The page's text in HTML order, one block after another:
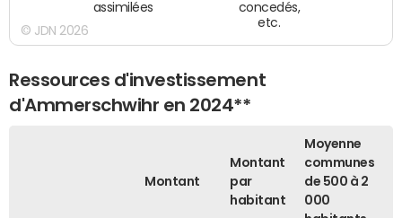
assimilées
concedés,
etc.
© JDN 2026
Ressources d'investissement
d'Ammerschwihr en 2024**
Montant
Montant
par
habitant
Moyenne
communes
de 500 à 2
000